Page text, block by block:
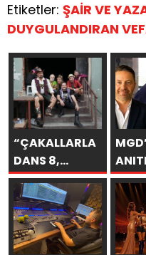
Etiketler: ŞAİR VE
DUYGULANDIRAN
“ÇAKALLARLA
DANS 8,
SERİNİN EN
KOMİK
FİLMLERİNDEN
BİRİ OLUYOR”